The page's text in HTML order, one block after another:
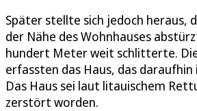
Später stellte sich jedoch heraus,
der Nähe des Wohnhauses
hundert Meter weit schlitterte.
erfassten das Haus, das
Das Haus sei laut litauischem
zerstört worden.